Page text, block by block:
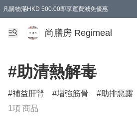
凡購物滿HKD 500.00即享運費減免優惠
尚膳房 Regimeal
#助清熱解毒
補益肝腎 增強筋骨 助排惡露
1項 商品